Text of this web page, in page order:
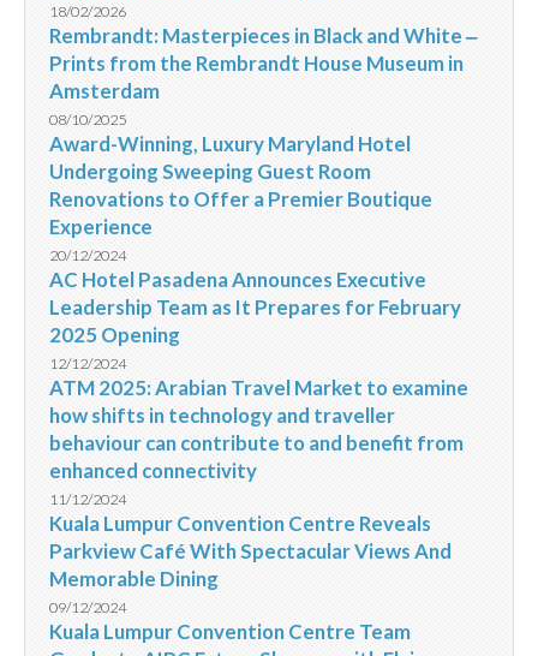
18/02/2026
Rembrandt: Masterpieces in Black and White ‒
Prints from the Rembrandt House Museum in
Amsterdam
08/10/2025
Award-Winning, Luxury Maryland Hotel
Undergoing Sweeping Guest Room
Renovations to Offer a Premier Boutique
Experience
20/12/2024
AC Hotel Pasadena Announces Executive
Leadership Team as It Prepares for February
2025 Opening
12/12/2024
ATM 2025: Arabian Travel Market to examine
how shifts in technology and traveller
behaviour can contribute to and benefit from
enhanced connectivity
11/12/2024
Kuala Lumpur Convention Centre Reveals
Parkview Café With Spectacular Views And
Memorable Dining
09/12/2024
Kuala Lumpur Convention Centre Team